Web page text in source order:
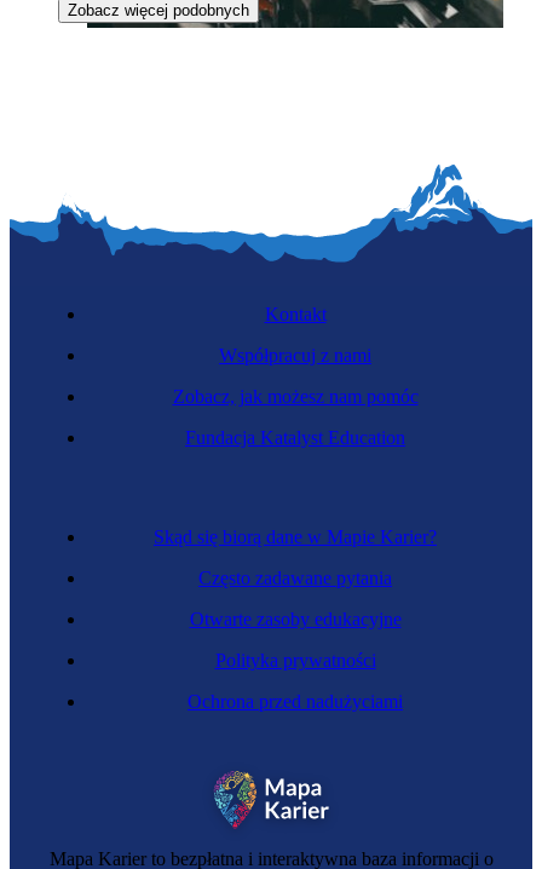
Inżynier elektroenergetyk
Inżynier okrętowy
Zobacz więcej podobnych
Mapa Karier to bezpłatna i interaktywna baza informacji o
Skąd się biorą dane w Mapie Karier?
Często zadawane pytania
Otwarte zasoby edukacyjne
Polityka prywatności
Ochrona przed nadużyciami
Kontakt
Współpracuj z nami
Zobacz, jak możesz nam pomóc
Fundacja Katalyst Education